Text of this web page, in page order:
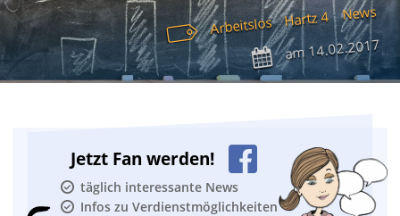
Arbeitslos Hartz 4 News
am14.02.2017
Jetzt Fan werden!
täglich interessante News
Infos zu Verdienstmöglichkeiten